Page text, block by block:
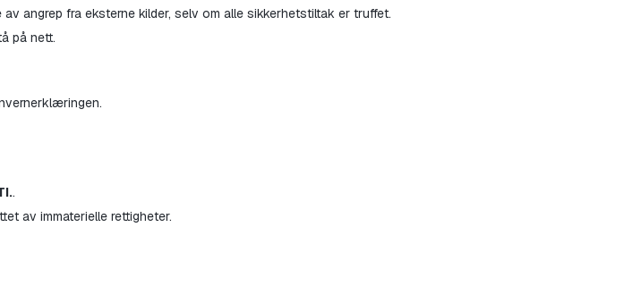
angrep fra eksterne kilder, selv om alle sikkerhetstiltak er truffet.
på nett.
.
av immaterielle rettigheter.